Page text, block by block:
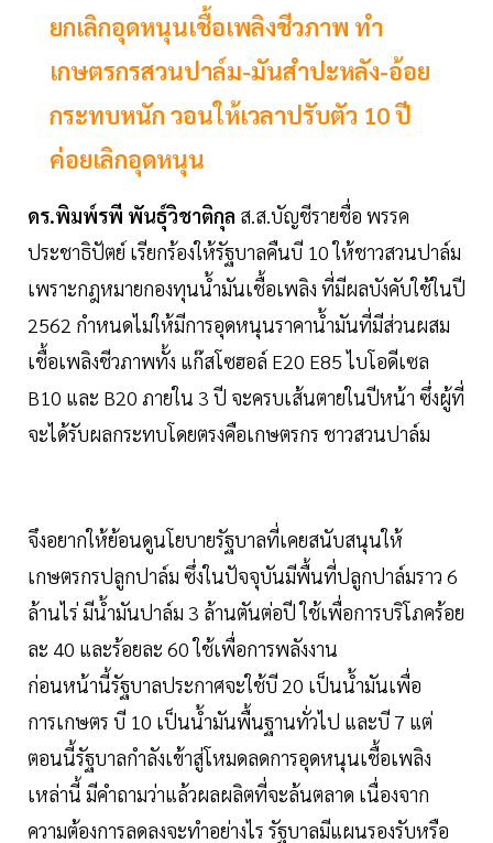
ยกเลิกอุดหนุนเชื้อเพลิงชีวภาพ ทำ
เกษตรกรสวนปาล์ม-มันสำปะหลัง-อ้อย
กระทบหนัก วอนให้เวลาปรับตัว 10 ปี
ค่อยเลิกอุดหนุน
ดร.พิมพ์รพี พันธุ์วิชาติกุล ส.ส.บัญชีรายชื่อ พรรค
ประชาธิปัตย์ เรียกร้องให้รัฐบาลคืนบี 10 ให้ชาวสวนปาล์ม
เพราะกฎหมายกองทุนน้ำมันเชื้อเพลิง ที่มีผลบังคับใช้ในปี
2562 กำหนดไม่ให้มีการอุดหนุนราคาน้ำมันที่มีส่วนผสม
เชื้อเพลิงชีวภาพทั้ง แก๊สโซฮอล์ E20 E85 ไบโอดีเซล
B10 และ B20 ภายใน 3 ปี จะครบเส้นตายในปีหน้า ซึ่งผู้ที่
จะได้รับผลกระทบโดยตรงคือเกษตรกร ชาวสวนปาล์ม
จึงอยากให้ย้อนดูนโยบายรัฐบาลที่เคยสนับสนุนให้
เกษตรกรปลูกปาล์ม ซึ่งในปัจจุบันมีพื้นที่ปลูกปาล์มราว 6
ล้านไร่ มีน้ำมันปาล์ม 3 ล้านตันต่อปี ใช้เพื่อการบริโภคร้อย
ละ 40 และร้อยละ 60 ใช้เพื่อการพลังงาน
ก่อนหน้านี้รัฐบาลประกาศจะใช้บี 20 เป็นน้ำมันเพื่อ
การเกษตร บี 10 เป็นน้ำมันพื้นฐานทั่วไป และบี 7 แต่
ตอนนี้รัฐบาลกำลังเข้าสู่โหมดลดการอุดหนุนเชื้อเพลิง
เหล่านี้ มีคำถามว่าแล้วผลผลิตที่จะล้นตลาด เนื่องจาก
ความต้องการลดลงจะทำอย่างไร รัฐบาลมีแผนรองรับหรือ